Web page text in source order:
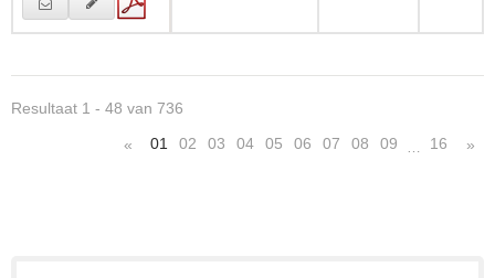
Resultaat 1 - 48 van 736
« 01 02 03 04 05 06 07 08 09 … 16 »